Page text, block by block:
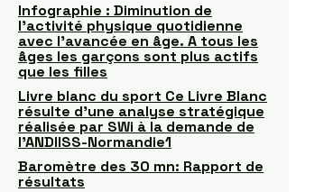
Infographie : Diminution de
l'activité physique quotidienne
avec l’avancée en âge. A tous les
âges les garçons sont plus actifs
que les filles
Livre blanc du sport Ce Livre Blanc
résulte d’une analyse stratégique
réalisée par SWi à la demande de
l’ANDIISS-Normandie1
Baromètre des 30 mn: Rapport de
résultats